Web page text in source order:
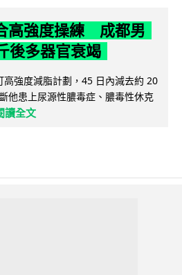
高強度操練 成都男
後多器官衰竭
強度減脂計劃，45 日內減去約 20
他患上尿源性膿毒症、膿毒性休克
讀全文